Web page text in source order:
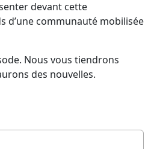
devant cette
d’une communauté mobilisée
Nous vous tiendrons
des nouvelles.